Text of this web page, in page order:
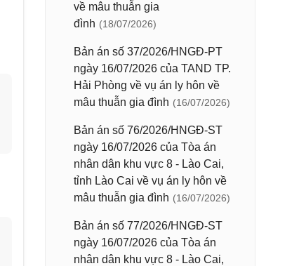
về mâu thuẫn gia
đình (18/07/2026)
Bản án số 37/2026/HNGĐ-PT
ngày 16/07/2026 của TAND TP.
Hải Phòng về vụ án ly hôn về
mâu thuẫn gia đình (16/07/2026)
Bản án số 76/2026/HNGĐ-ST
ngày 16/07/2026 của Tòa án
nhân dân khu vực 8 - Lào Cai,
tỉnh Lào Cai về vụ án ly hôn về
mâu thuẫn gia đình (16/07/2026)
Bản án số 77/2026/HNGĐ-ST
ngày 16/07/2026 của Tòa án
nhân dân khu vực 8 - Lào Cai,